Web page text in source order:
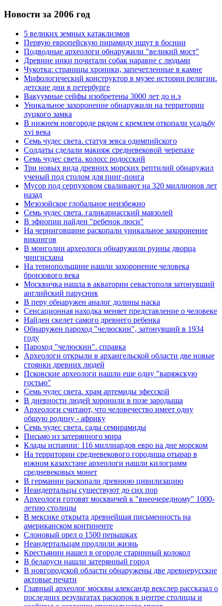
Новости за 2006 год
5 великих земных катаклизмов
Первую европейскую пирамиду ищут в боснии
Подводные археологи обнаружили "великий мост"
Древние инки почитали собак наравне с людьми
Чукотка: страницы хроники, запечетленные в камне
Мифологический конструктор в музее истории религии.
детские дни в петербурге
Вакуумные сейфы изобретены 3000 лет до н.э
Уникальное захоронение обнаружили на территории
луцкого замка
В нижнем новгороде рядом с кремлем откопали усадьбу
xvi века
Семь чудес света. статуя зевса одимпийского
Солдаты сделали макияж средневековой черепахе
Семь чудес света. колосс родосский
Три новых вида древних морских рептилий обнаружил
ученый под столом для пинг-понга
Мусор под cерпуховом сваливают на 320 миллионов лет
назад
Мезозойское глобальное неизбежно
Семь чудес света. галикарнасский мавзолей
В эфиопии найден "ребенок люси"
На черниговщине раскопали уникальное захоронение
викингов
В монголии археологи обнаружили руины дворца
чингисхана
На тернопольщине нашли захоронение человека
бронзового века
Москвичка нашла в акватории севастополя затонувший
английский парусник
В перу обнаружен аналог долины наска
Сенсационная находка меняет представление о человеке
Найден скелет самого древнего ребенка
Обнаружен пароход "челюскин", затонувший в 1934
году
Пароход "челюскин". справка
Археологи открыли в архангельской области две новые
стоянки древних людей
Псковские археологи нашли еще одну "варяжскую
гостью"
Семь чудес света. храм артемиды эфесской
В дневности людей хоронили в позе зародыша
Археологи считают, что человечество имеет одну
общую родину - африку
Семь чудес света. сады семирамиды
Письмо из затерянного мира
Клады испании: 116 миллиардов евро на дне морском
На территории средневекового городища отырар в
южном казахстане археологи нашли килограмм
средневековых монет
В германии раскопали древнюю цивилизацию
Неандертальцы существуют до сих пор
Археологи готовят москвичей к "внеочередному" 1000-
летию столицы
В мексике открыта древнейшая письменность на
американском континенте
Слоновый орел о 1500 перышках
Неандертальцам продлили жизнь
Крестьянин нашел в огороде старинный колокол
В беларуси нашли затерянный город
В новгородской области обнаружены две древнерусские
актовые печати
Главный археолог москвы александр векслер рассказал о
последних результатах раскопок в центре столицы и